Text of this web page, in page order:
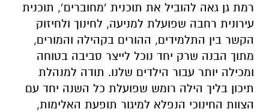
רמת גן גאה להוביל את תוכנית ‘מחוברים’, תוכנית
עירונית רחבה שפועלת למניעה, לחינוך ולחיזוק
הקשר בין התלמידים, ההורים בקהילה והמורים,
מתוך הבנה שרק יחד נוכל לייצר סביבה בטוחה
ומכילה יותר עבור הילדים שלנו. תודה למנהלת
תיכון בליך הילה רומש שפועלת כל השנה יחד עם
הצוות החינוכי הנפלא למיגור תופעת האלימות,